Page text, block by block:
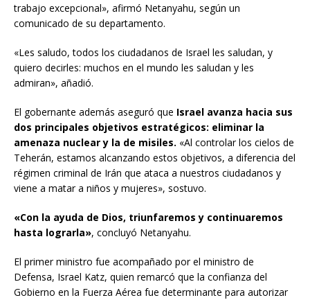
trabajo excepcional», afirmó Netanyahu, según un
comunicado de su departamento.
«Les saludo, todos los ciudadanos de Israel les saludan, y
quiero decirles: muchos en el mundo les saludan y les
admiran», añadió.
El gobernante además aseguró que Israel avanza hacia sus
dos principales objetivos estratégicos: eliminar la
amenaza nuclear y la de misiles. «Al controlar los cielos de
Teherán, estamos alcanzando estos objetivos, a diferencia del
régimen criminal de Irán que ataca a nuestros ciudadanos y
viene a matar a niños y mujeres», sostuvo.
«Con la ayuda de Dios, triunfaremos y continuaremos
hasta lograrla», concluyó Netanyahu.
El primer ministro fue acompañado por el ministro de
Defensa, Israel Katz, quien remarcó que la confianza del
Gobierno en la Fuerza Aérea fue determinante para autorizar